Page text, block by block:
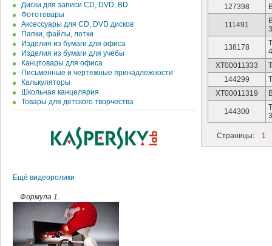
Диски для записи CD, DVD, BD
Фототовары
Аксессуары для CD, DVD дисков
Папки, файлы, лотки
Изделия из бумаги для офиса
Изделия из бумаги для учебы
Канцтовары для офиса
Письменные и чертежные принадлежности
Калькуляторы
Школьная канцелярия
Товары для детского творчества
Ещё видеоролики
Формула 1.
127398
111491
138178
XT00011333
144299
XT00011319
144300
Страницы: 1